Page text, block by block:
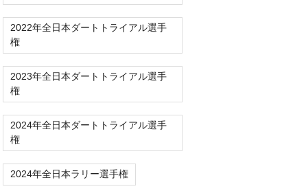
2022年全日本ダートトライアル選手
権
2023年全日本ダートトライアル選手
権
2024年全日本ダートトライアル選手
権
2024年全日本ラリー選手権